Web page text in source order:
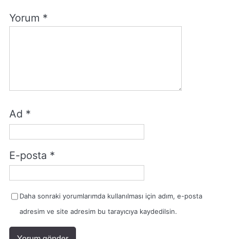
Yorum *
Ad *
E-posta *
Daha sonraki yorumlarımda kullanılması için adım, e-posta
adresim ve site adresim bu tarayıcıya kaydedilsin.